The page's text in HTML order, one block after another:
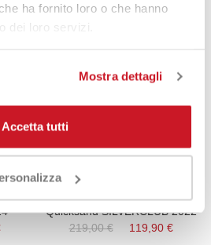
ha fornito loro o che hanno
dei loro servizi.
Mostra dettagli
Accetta tutti
Quicksand SILVERCLUB 2022
219,00 €
119,90 €